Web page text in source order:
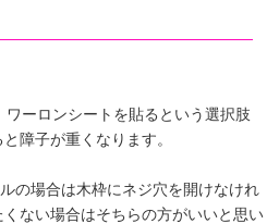
ーロンシートを貼るという選択肢
障子が重くなります。
の場合は木枠にネジ穴を開けなけれ
ない場合はそちらの方がいいと思い